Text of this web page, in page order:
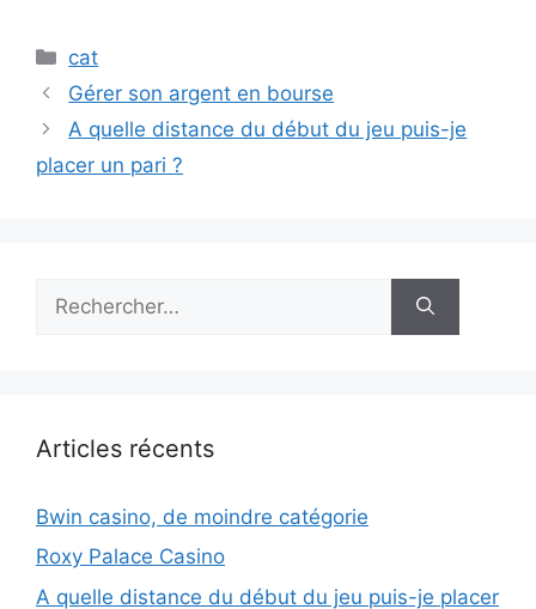
Catégories
cat
Gérer son argent en bourse
A quelle distance du début du jeu puis-je
placer un pari ?
Articles récents
Bwin casino, de moindre catégorie
Roxy Palace Casino
A quelle distance du début du jeu puis-je placer